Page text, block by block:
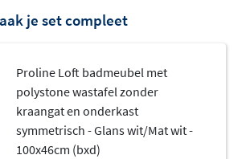
symmetrisch onderkast voor een
een asymmetrische variant voor
Proline Loft serie biedt alle vrijheid.
je set compleet
Proline Loft badmeubel met
polystone wastafel zonder
kraangat en onderkast
symmetrisch - Glans wit/Mat wit -
100x46cm (bxd)